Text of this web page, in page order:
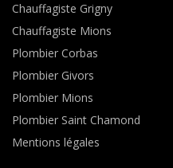
Chauffagiste Grigny
Chauffagiste Mions
Plombier Corbas
Plombier Givors
Plombier Mions
Plombier Saint Chamond
Mentions légales